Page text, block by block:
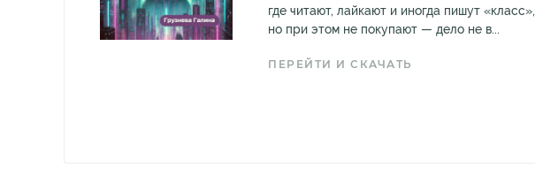
где читают, лайкают и иногда пишут «класс»,
но при этом не покупают — дело не в...
ПЕРЕЙТИ И СКАЧАТЬ